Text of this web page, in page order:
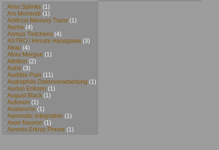
· Arno Splinks (1)
· Ars Moriendi (1)
· Artificial Memory Trace (1)
· Asche (4)
· Asmus Tietchens (4)
· ASTRO / Hiroshi Hasegawa (3)
· Atrac (4)
· Atrax Morgue (1)
· Attrition (2)
· Aube (3)
· Audible Pain (11)
· Audiophile Datenverarbeitung (1)
· Audun Eriksen (1)
· August Black (1)
· Autonon (1)
· Avalanche (1)
· Axiomatic Integration (1)
· Axon Neuron (1)
· Aymrev Erkroz Prevre (1)